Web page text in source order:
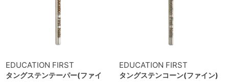
EDUCATION FIRST
タングステンテーパー(ファイ
EDUCATION FIRST
タングステンコーン(ファイン)